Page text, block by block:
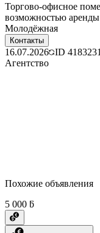
Торгово-офисное
возможностью
Молодёжная
Контакты
16.07.2026 ID 4183231
Агентство
Похожие объявления
5 000 ƃ